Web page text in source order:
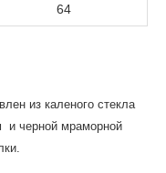
64
из каленого стекла
и черной мраморной